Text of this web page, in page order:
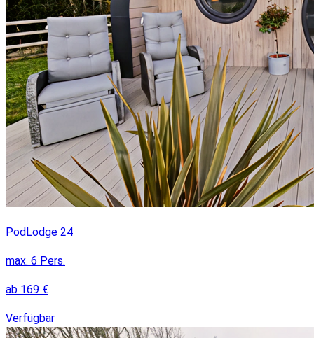
PodLodge 24
max. 6 Pers.
ab 169 €
Verfügbar